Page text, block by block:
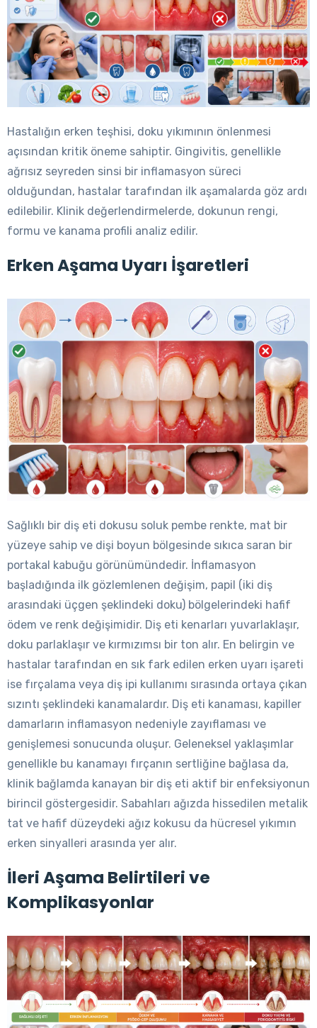
Hastalığın erken teşhisi, doku yıkımının önlenmesi
açısından kritik öneme sahiptir. Gingivitis, genellikle
ağrısız seyreden sinsi bir inflamasyon süreci
olduğundan, hastalar tarafından ilk aşamalarda göz ardı
edilebilir. Klinik değerlendirmelerde, dokunun rengi,
formu ve kanama profili analiz edilir.
Erken Aşama Uyarı İşaretleri
Sağlıklı bir diş eti dokusu soluk pembe renkte, mat bir
yüzeye sahip ve dişi boyun bölgesinde sıkıca saran bir
portakal kabuğu görünümündedir. İnflamasyon
başladığında ilk gözlemlenen değişim, papil (iki diş
arasındaki üçgen şeklindeki doku) bölgelerindeki hafif
ödem ve renk değişimidir. Diş eti kenarları yuvarlaklaşır,
doku parlaklaşır ve kırmızımsı bir ton alır. En belirgin ve
hastalar tarafından en sık fark edilen erken uyarı işareti
ise fırçalama veya diş ipi kullanımı sırasında ortaya çıkan
sızıntı şeklindeki kanamalardır. Diş eti kanaması, kapiller
damarların inflamasyon nedeniyle zayıflaması ve
genişlemesi sonucunda oluşur. Geleneksel yaklaşımlar
genellikle bu kanamayı fırçanın sertliğine bağlasa da,
klinik bağlamda kanayan bir diş eti aktif bir enfeksiyonun
birincil göstergesidir. Sabahları ağızda hissedilen metalik
tat ve hafif düzeydeki ağız kokusu da hücresel yıkımın
erken sinyalleri arasında yer alır.
İleri Aşama Belirtileri ve
Komplikasyonlar